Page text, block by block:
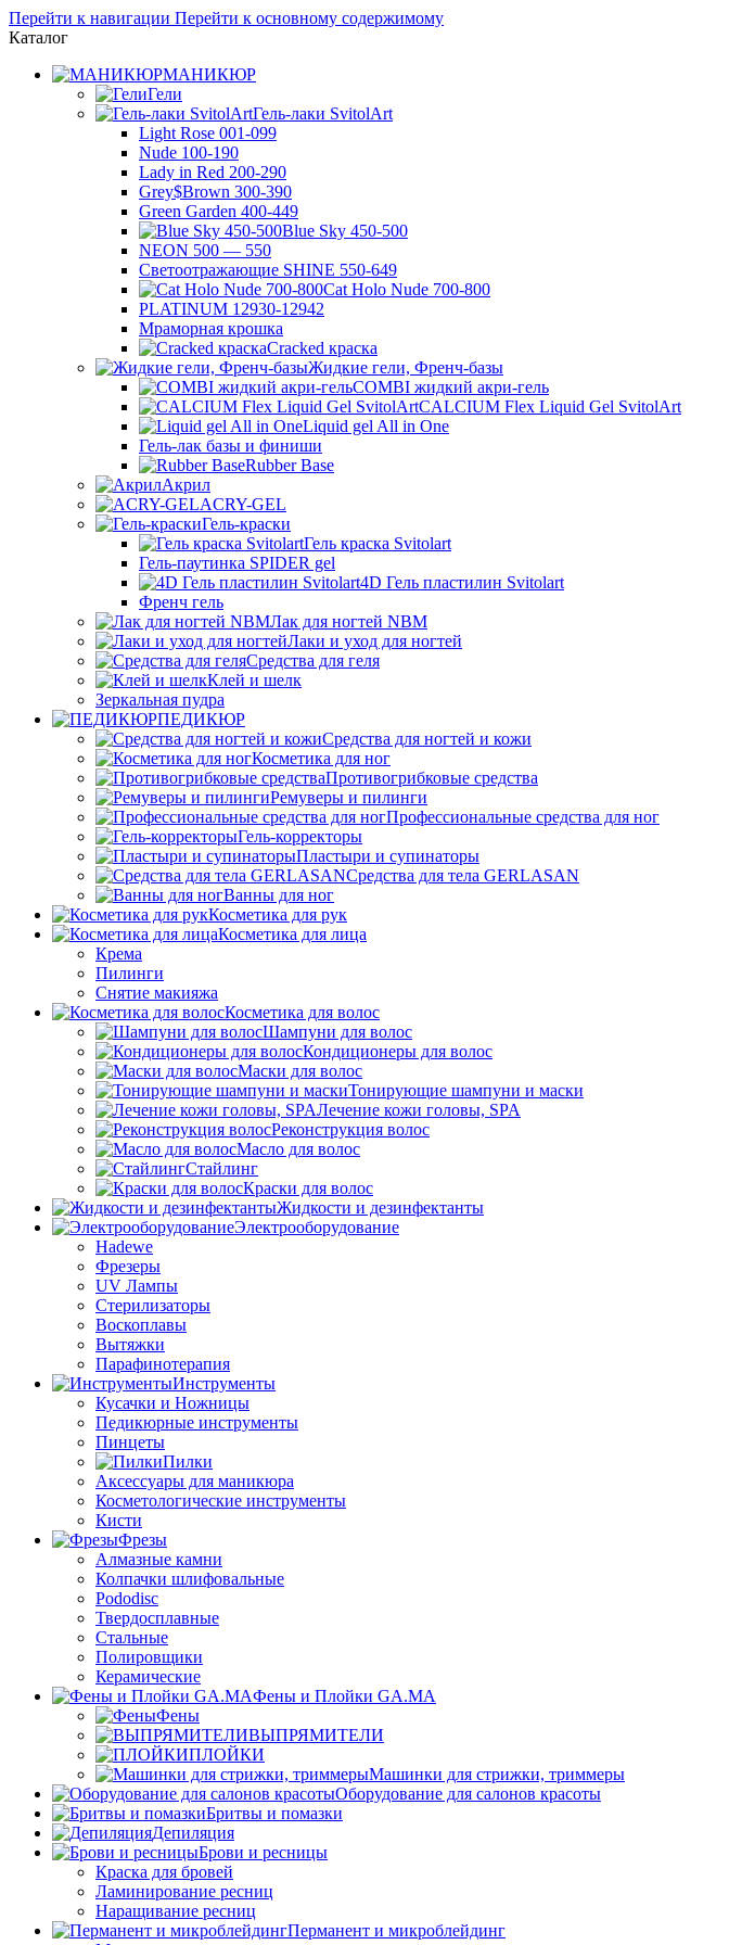
Перейти к навигации Перейти к основному содержимому
Каталог
МАНИКЮР
Гели
Гель-лаки SvitolArt
Light Rose 001-099
Nude 100-190
Lady in Red 200-290
Grey$Brown 300-390
Green Garden 400-449
Blue Sky 450-500
NEON 500 — 550
Светоотражающие SHINE 550-649
Cat Holo Nude 700-800
PLATINUM 12930-12942
Мраморная крошка
Cracked краска
Жидкие гели, Френч-базы
COMBI жидкий акри-гель
CALCIUM Flex Liquid Gel SvitolArt
Liquid gel All in One
Гель-лак базы и финиши
Rubber Base
Акрил
ACRY-GEL
Гель-краски
Гель краска Svitolart
Гель-паутинка SPIDER gel
4D Гель пластилин Svitolart
Френч гель
Лак для ногтей NBM
Лаки и уход для ногтей
Средства для геля
Клей и шелк
Зеркальная пудра
ПЕДИКЮР
Средства для ногтей и кожи
Косметика для ног
Противогрибковые средства
Ремуверы и пилинги
Профессиональные средства для ног
Гель-корректоры
Пластыри и супинаторы
Средства для тела GERLASAN
Ванны для ног
Косметика для рук
Косметика для лица
Крема
Пилинги
Снятие макияжа
Косметика для волос
Шампуни для волос
Кондиционеры для волос
Маски для волос
Тонирующие шампуни и маски
Лечение кожи головы, SPA
Реконструкция волос
Масло для волос
Стайлинг
Краски для волос
Жидкости и дезинфектанты
Электрооборудование
Hadewe
Фрезеры
UV Лампы
Стерилизаторы
Воскоплавы
Вытяжки
Парафинотерапия
Инструменты
Кусачки и Ножницы
Педикюрные инструменты
Пинцеты
Пилки
Аксессуары для маникюра
Косметологические инструменты
Кисти
Фрезы
Алмазные камни
Колпачки шлифовальные
Pododisc
Твердосплавные
Стальные
Полировщики
Керамические
Фены и Плойки GA.MA
Фены
ВЫПРЯМИТЕЛИ
ПЛОЙКИ
Машинки для стрижки, триммеры
Оборудование для салонов красоты
Бритвы и помазки
Депиляция
Брови и ресницы
Краска для бровей
Ламинирование ресниц
Наращивание ресниц
Перманент и микроблейдинг